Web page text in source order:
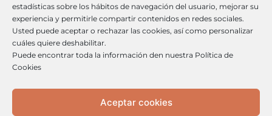
estadísticas sobre los hábitos de navegación del usuario, mejorar su
experiencia y permitirle compartir contenidos en redes sociales.
Usted puede aceptar o rechazar las cookies, así como personalizar
cuáles quiere deshabilitar.
Puede encontrar toda la información den nuestra Política de
Cookies
Aceptar cookies
Legales
Políticas de Cancelación / Devolución